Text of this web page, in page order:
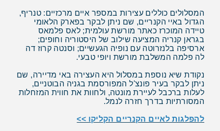
המסלולים כוללים עצירות במספר איים מרכזיים: טנריף,
הגדול באיי הקנריים, שם ניתן לבקר בפארק הלאומי
טיידה המוכרז כאתר מורשת עולמית; לאס פלמאס
בגראן קנריה המציעה שילוב של היסטוריה וחופים;
ארסיפה בלנזרוטה עם נופיה הגעשיים; וסנטה קרוז דה
לה פלמה המשלבת מורשת ויופי טבעי.
נקודת שיא נוספת במסלול היא העצירה באי מדיירה, שם
ניתן לבקר בעיר פונצ'ל המפורסמת בגניה הבוטניים,
לעלות ברכבל לעיירת מונטה, ולחוות את חווית המזחלות
המסורתיות בדרך חזרה לנמל.
להפלגות לאיים הקנריים הקליקו >>